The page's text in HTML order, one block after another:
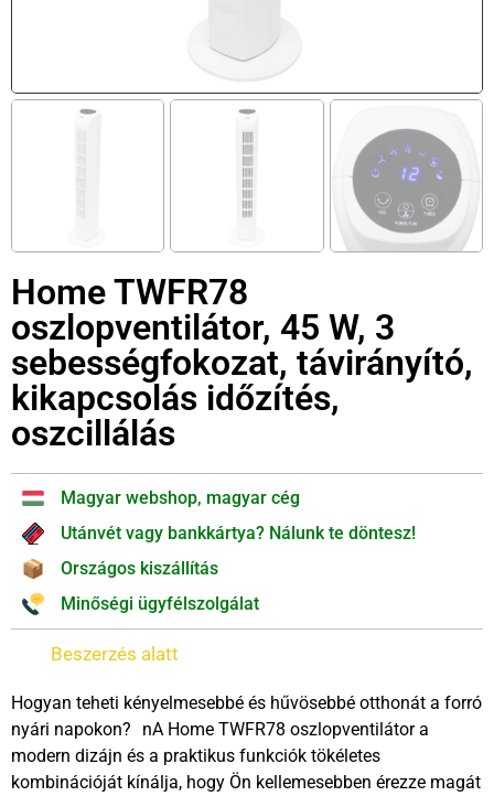
Home TWFR78
oszlopventilátor, 45 W, 3
sebességfokozat, távirányító,
kikapcsolás időzítés,
oszcillálás
Magyar webshop, magyar cég
Utánvét vagy bankkártya? Nálunk te döntesz!
Országos kiszállítás
Minőségi ügyfélszolgálat
Beszerzés alatt
Hogyan teheti kényelmesebbé és hűvösebbé otthonát a forró
nyári napokon? nA Home TWFR78 oszlopventilátor a
modern dizájn és a praktikus funkciók tökéletes
kombinációját kínálja, hogy Ön kellemesebben érezze magát